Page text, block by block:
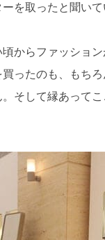
を取ったと聞い
からファッショ
ったのも、もち
そして縁あって